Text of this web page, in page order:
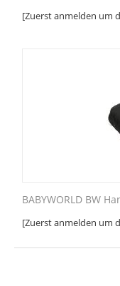
[Zuerst anmelden um
BABYWORLD BW
[Zuerst anmelden um